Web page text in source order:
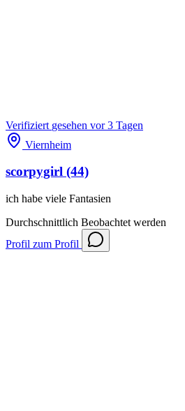
Verifiziert gesehen vor 3 Tagen
Viernheim
scorpygirl (44)
ich habe viele Fantasien
Durchschnittlich Beobachtet werden
Profil zum Profil